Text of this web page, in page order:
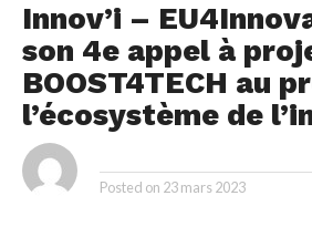
Innov’i –
son 4e appel à
BOOST4TECH au
l’écosystème de
Posted on 23 mars 2023